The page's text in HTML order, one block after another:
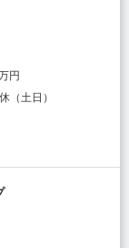
円
（土日）